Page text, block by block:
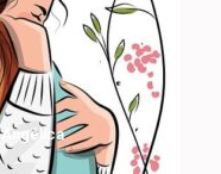
Angélica